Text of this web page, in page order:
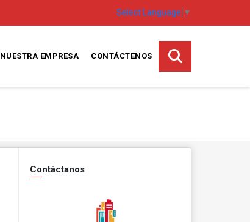
Select Language ▼
NUESTRA EMPRESA CONTÁCTENOS
Contáctanos